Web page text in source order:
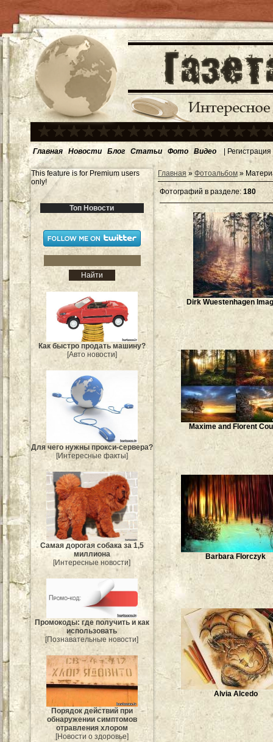
Главная Новости Блог Статьи Фото Видео | Регистрация
This feature is for Premium users
only!
Топ Новости
Как быстро продать машину?
[Авто новости]
Для чего нужны прокси-сервера?
[Интересные факты]
Самая дорогая собака за 1,5
миллиона
[Интересные новости]
Промокоды: где получить и как
использовать
[Познавательные новости]
Порядок действий при
обнаружении симптомов
отравления хлором
[Новости о здоровье]
Главная » Фотоальбом »
Фотографий в разделе: 180
Dirk Wuestenhagen
Maxime and Florent
Barbara Florczyk
Alvia Alcedo